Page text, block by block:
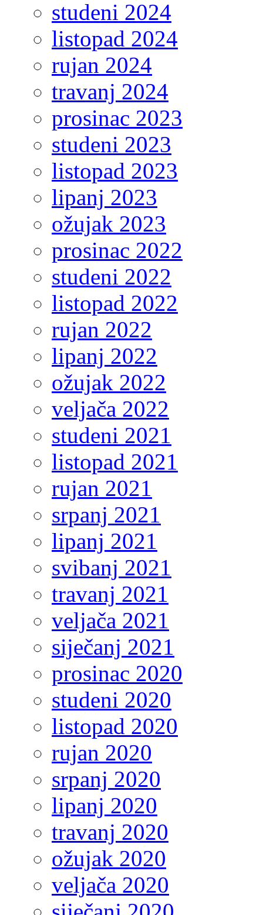
studeni 2024
listopad 2024
rujan 2024
travanj 2024
prosinac 2023
studeni 2023
listopad 2023
lipanj 2023
ožujak 2023
prosinac 2022
studeni 2022
listopad 2022
rujan 2022
lipanj 2022
ožujak 2022
veljača 2022
studeni 2021
listopad 2021
rujan 2021
srpanj 2021
lipanj 2021
svibanj 2021
travanj 2021
veljača 2021
siječanj 2021
prosinac 2020
studeni 2020
listopad 2020
rujan 2020
srpanj 2020
lipanj 2020
travanj 2020
ožujak 2020
veljača 2020